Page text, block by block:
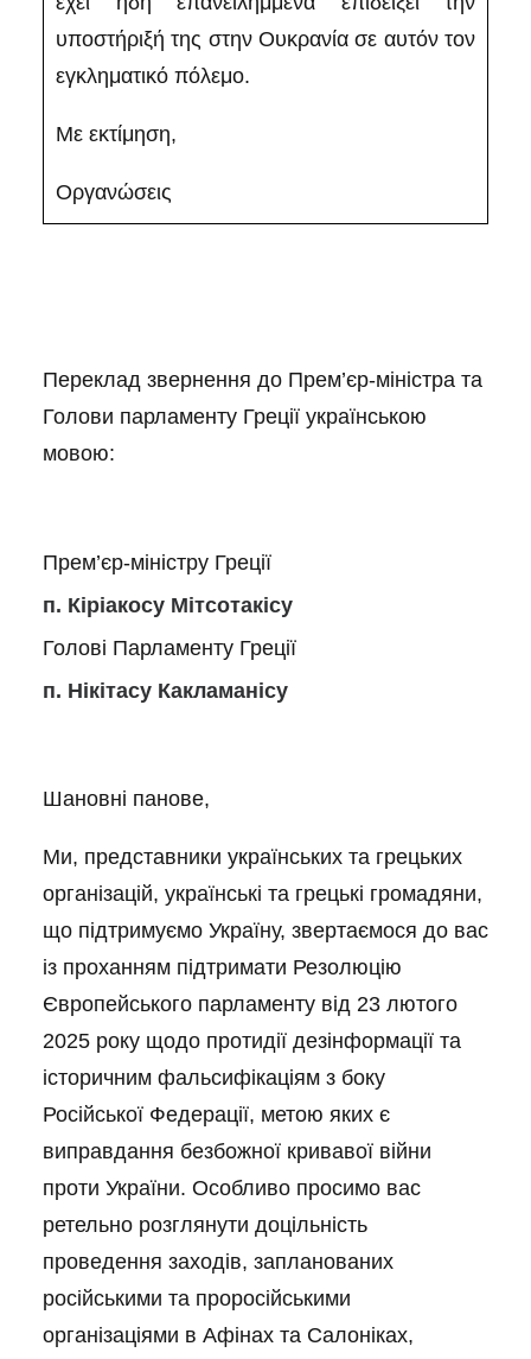
υποστήριξή της στην Ουκρανία σε αυτόν τον
εγκληματικό πόλεμο.
Με εκτίμηση,
Οργανώσεις
Переклад звернення до Прем’єр-міністра та
Голови парламенту Греції українською
мовою:
Прем’єр-міністру Греції
п. Кіріакосу Мітсотакісу
Голові Парламенту Греції
п. Нікітасу Какламанісу
Шановні панове,
Ми, представники українських та грецьких
організацій, українські та грецькі громадяни,
що підтримуємо Україну, звертаємося до вас
із проханням підтримати Резолюцію
Європейського парламенту від 23 лютого
2025 року щодо протидії дезінформації та
історичним фальсифікаціям з боку
Російської Федерації, метою яких є
виправдання безбожної кривавої війни
проти України. Особливо просимо вас
ретельно розглянути доцільність
проведення заходів, запланованих
російськими та проросійськими
організаціями в Афінах та Салоніках,